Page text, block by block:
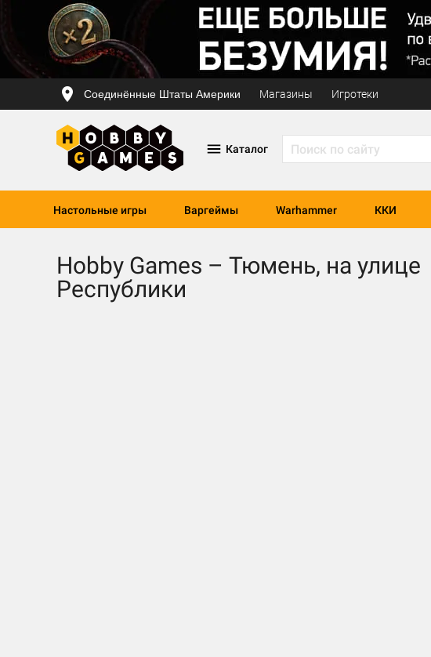
Соединённые Штаты Америки Магазины Игротеки
Каталог
Настольные игры Варгеймы Warhammer ККИ
Hobby Games – Тюмень, на улице
Республики